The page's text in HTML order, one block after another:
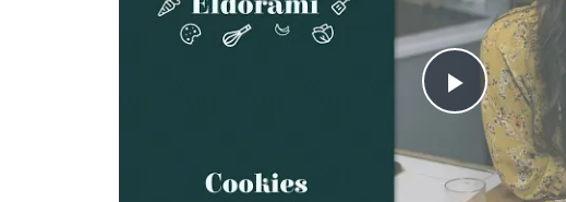
Play
Video